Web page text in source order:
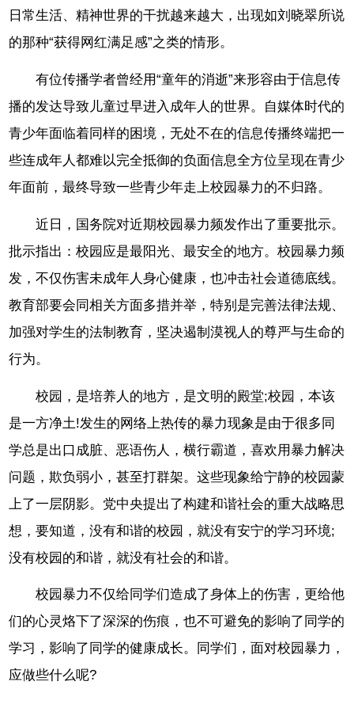
日常生活、精神世界的干扰越来越大，出现如刘晓翠所说
的那种“获得网红满足感”之类的情形。
有位传播学者曾经用“童年的消逝”来形容由于信息传
播的发达导致儿童过早进入成年人的世界。自媒体时代的
青少年面临着同样的困境，无处不在的信息传播终端把一
些连成年人都难以完全抵御的负面信息全方位呈现在青少
年面前，最终导致一些青少年走上校园暴力的不归路。
近日，国务院对近期校园暴力频发作出了重要批示。
批示指出：校园应是最阳光、最安全的地方。校园暴力频
发，不仅伤害未成年人身心健康，也冲击社会道德底线。
教育部要会同相关方面多措并举，特别是完善法律法规、
加强对学生的法制教育，坚决遏制漠视人的尊严与生命的
行为。
校园，是培养人的地方，是文明的殿堂;校园，本该
是一方净土!发生的网络上热传的暴力现象是由于很多同
学总是出口成脏、恶语伤人，横行霸道，喜欢用暴力解决
问题，欺负弱小，甚至打群架。这些现象给宁静的校园蒙
上了一层阴影。党中央提出了构建和谐社会的重大战略思
想，要知道，没有和谐的校园，就没有安宁的学习环境;
没有校园的和谐，就没有社会的和谐。
校园暴力不仅给同学们造成了身体上的伤害，更给他
们的心灵烙下了深深的伤痕，也不可避免的影响了同学的
学习，影响了同学的健康成长。同学们，面对校园暴力，
应做些什么呢?